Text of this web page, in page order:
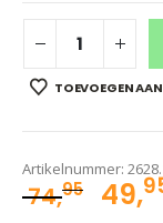
TOEVOEGEN
Artikelnummer:
74,95 49,